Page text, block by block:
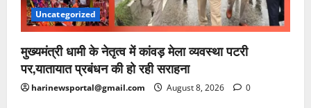
Uncategorized
मुख्यमंत्री धामी के नेतृत्व में कांवड़ मेला व्यवस्था पटरी
पर,यातायात प्रबंधन की हो रही सराहना
harinewsportal@gmail.com August 8, 2026 0